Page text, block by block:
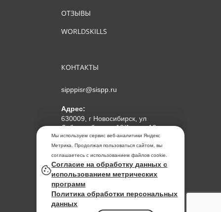
Мы используем сервис веб-аналитики Яндекс
Метрика. Продолжая пользоваться сайтом, вы
соглашаетесь с использованием файлов cookie.
Согласие на обработку данных с
использованием метрических
программ
Политика обработки персональных
данных
ОТЗЫВЫ
WORLDSKILLS
КОНТАКТЫ
sipppisr@sispp.ru
Адрес:
630009, г Новосибирск, ул
Добролюбова, д 18/1, пом 12
АНО ДПО "МИПКП"
ИНН5405963859
ОГРН 1155476104354
Политика обработки
персональных данных